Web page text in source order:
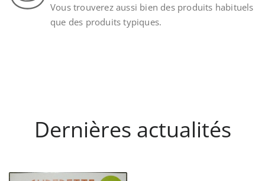
Vous trouverez aussi bien des produits habituels
que des produits typiques.
Dernières actualités